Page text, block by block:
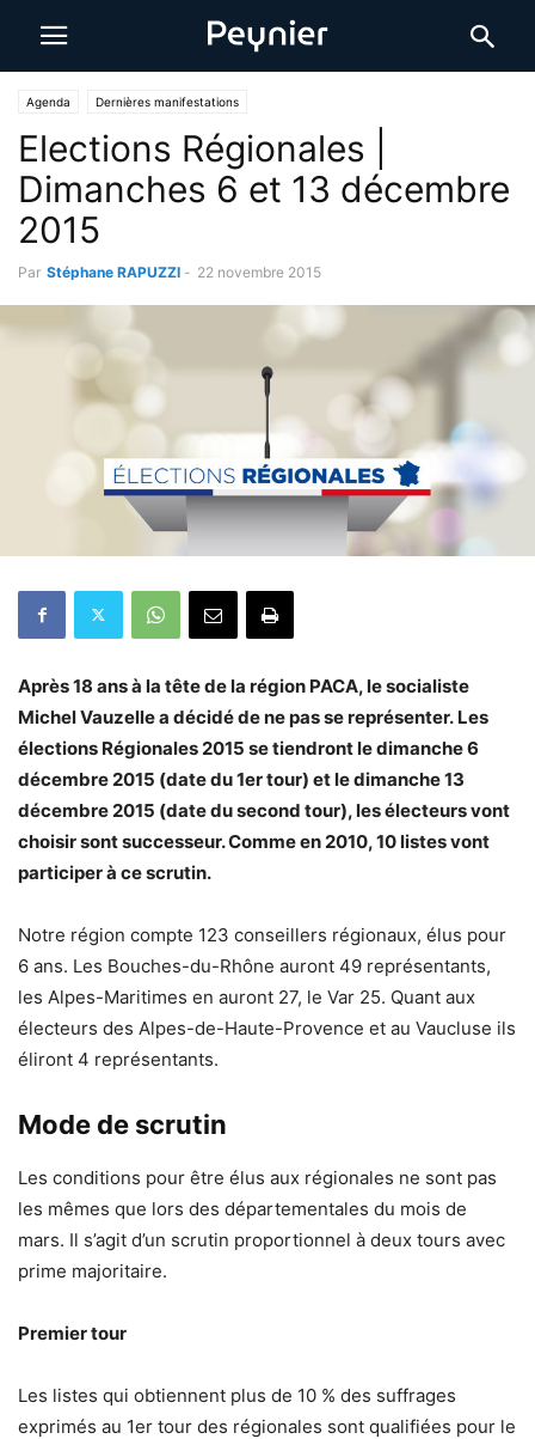
Agenda Dernières manifestations
Elections Régionales |
Dimanches 6 et 13 décembre
2015
Par Stéphane RAPUZZI - 22 novembre 2015
Après 18 ans à la tête de la région PACA, le socialiste
Michel Vauzelle a décidé de ne pas se représenter. Les
élections Régionales 2015 se tiendront le dimanche 6
décembre 2015 (date du 1er tour) et le dimanche 13
décembre 2015 (date du second tour), les électeurs vont
choisir sont successeur. Comme en 2010, 10 listes vont
participer à ce scrutin.
Notre région compte 123 conseillers régionaux, élus pour
6 ans. Les Bouches-du-Rhône auront 49 représentants,
les Alpes-Maritimes en auront 27, le Var 25. Quant aux
électeurs des Alpes-de-Haute-Provence et au Vaucluse ils
éliront 4 représentants.
Mode de scrutin
Les conditions pour être élus aux régionales ne sont pas
les mêmes que lors des départementales du mois de
mars. Il s’agit d’un scrutin proportionnel à deux tours avec
prime majoritaire.
Premier tour
Les listes qui obtiennent plus de 10 % des suffrages
exprimés au 1er tour des régionales sont qualifiées pour le